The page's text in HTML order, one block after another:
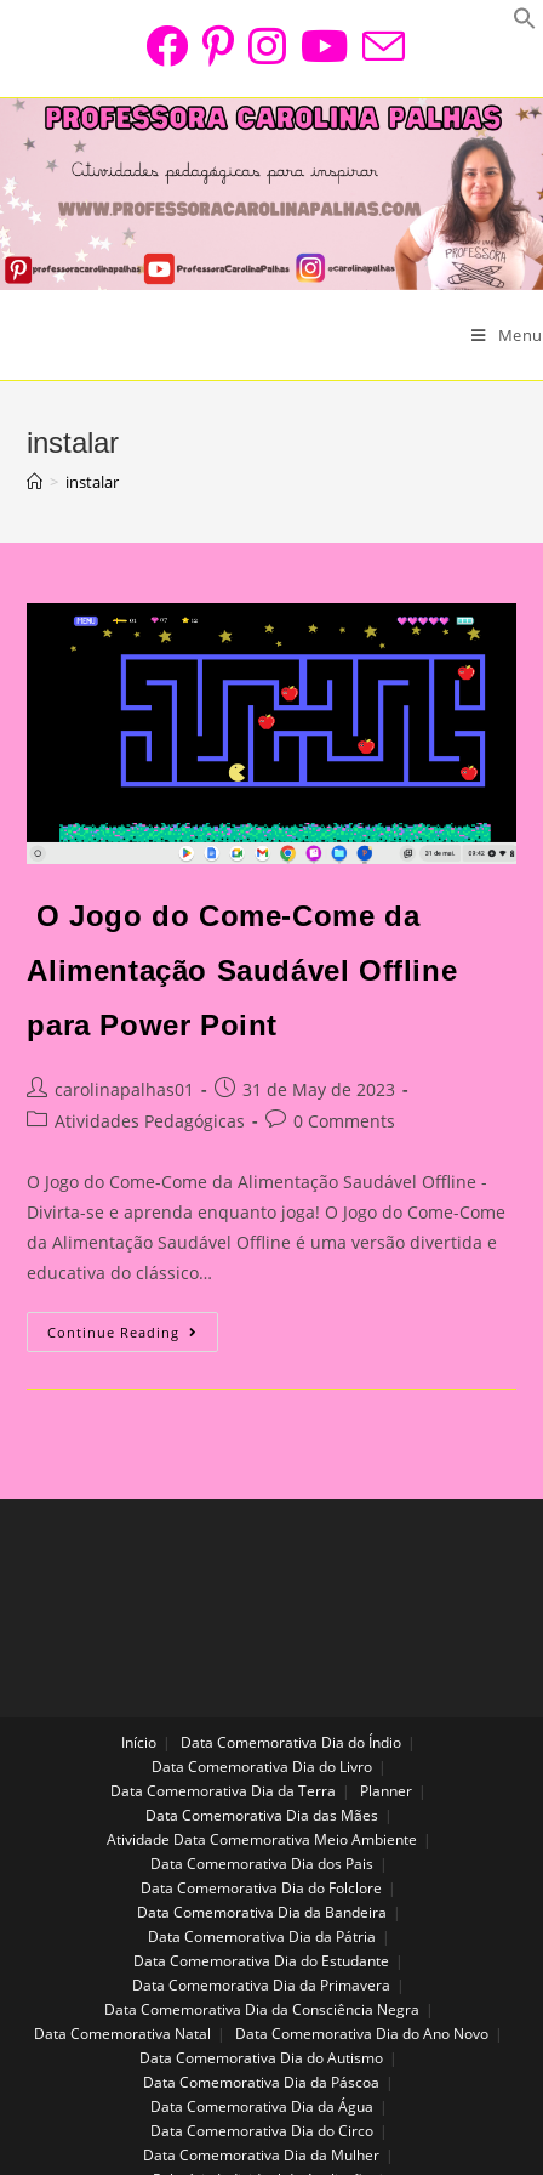
Menu
instalar
> instalar
O Jogo do Come-Come da
Alimentação Saudável Offline
para Power Point
Post
author:
carolinapalhas01
Post
published:
31 de May de 2023
PostAtividades Pedagógicas
Post0 Comments
O Jogo do Come-Come da Alimentação Saudável Offline -
Divirta-se e aprenda enquanto joga! O Jogo do Come-Come
da Alimentação Saudável Offline é uma versão divertida e
educativa do clássico…
Continue Reading O
Jogo
Power
Início
Data Comemorativa Dia do Índio
Data Comemorativa Dia do Livro
Data Comemorativa Dia da Terra
Planner
Data Comemorativa Dia das Mães
Atividade Data Comemorativa Meio Ambiente
Data Comemorativa Dia dos Pais
Data Comemorativa Dia do Folclore
Data Comemorativa Dia da Bandeira
Data Comemorativa Dia da Pátria
Data Comemorativa Dia do Estudante
Data Comemorativa Dia da Primavera
Data Comemorativa Dia da Consciência Negra
Data Comemorativa Natal
Data Comemorativa Dia do Ano Novo
Data Comemorativa Dia do Autismo
Data Comemorativa Dia da Páscoa
Data Comemorativa Dia da Água
Data Comemorativa Dia do Circo
Data Comemorativa Dia da Mulher